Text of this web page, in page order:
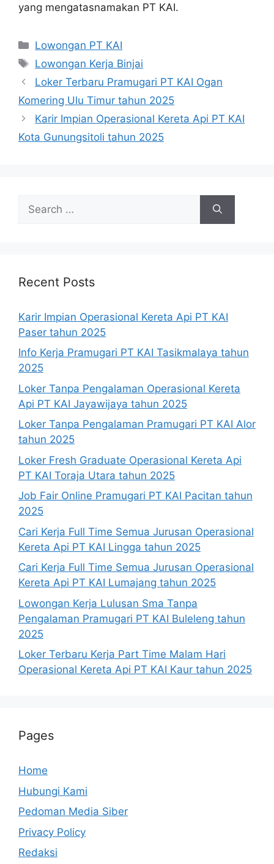
yang mengatasnamakan PT KAI.
Categories
Lowongan PT KAI
Tags
Lowongan Kerja Binjai
Loker Terbaru Pramugari PT KAI Ogan
Komering Ulu Timur tahun 2025
Karir Impian Operasional Kereta Api PT KAI
Kota Gunungsitoli tahun 2025
for:
Recent Posts
Karir Impian Operasional Kereta Api PT KAI
Paser tahun 2025
Info Kerja Pramugari PT KAI Tasikmalaya tahun
2025
Loker Tanpa Pengalaman Operasional Kereta
Api PT KAI Jayawijaya tahun 2025
Loker Tanpa Pengalaman Pramugari PT KAI Alor
tahun 2025
Loker Fresh Graduate Operasional Kereta Api
PT KAI Toraja Utara tahun 2025
Job Fair Online Pramugari PT KAI Pacitan tahun
2025
Cari Kerja Full Time Semua Jurusan Operasional
Kereta Api PT KAI Lingga tahun 2025
Cari Kerja Full Time Semua Jurusan Operasional
Kereta Api PT KAI Lumajang tahun 2025
Lowongan Kerja Lulusan Sma Tanpa
Pengalaman Pramugari PT KAI Buleleng tahun
2025
Loker Terbaru Kerja Part Time Malam Hari
Operasional Kereta Api PT KAI Kaur tahun 2025
Pages
Home
Hubungi Kami
Pedoman Media Siber
Privacy Policy
Redaksi